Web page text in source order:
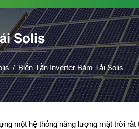
Solis
Biến Tần Inverter Bám Tải Solis
một hệ thống năng lượng mặt trời rất